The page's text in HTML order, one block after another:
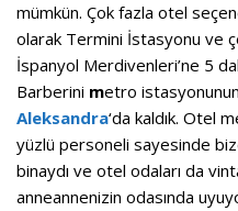
mümkün. Çok fazla otel
olarak Termini İstasyonu ve
İspanyol Merdivenleri’ne 5
Barberini metro istasyonunun
Aleksandra‘da kaldık. Otel
yüzlü personeli sayesinde
binaydı ve otel odaları da
anneannenizin odasında